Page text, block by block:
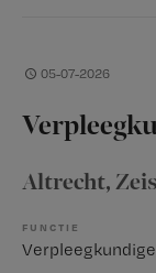
05-07-2026
Altrecht,
FUNCTIE